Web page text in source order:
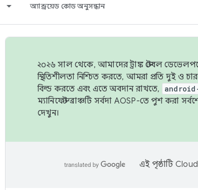
অ্যান্ড্রয়েড কোড অনুসন্ধান
২০২৬ সাল থেকে, আমাদের ট্রাঙ্ক স্টেবল
স্থিতিশীলতা নিশ্চিত করতে, আমরা প্রতি দুই ও
বিল্ড করতে এবং এতে অবদান রাখতে,
ম্যানিফেস্ট ব্রাঞ্চটি সর্বদা AOSP-তে পুশ করা
দেখুন।
এই পৃষ্ঠাটি